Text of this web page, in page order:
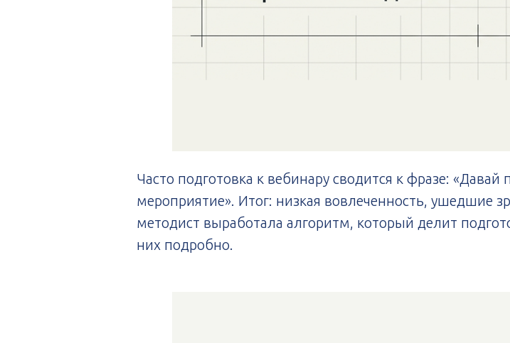
Часто подготовка к вебинару сводится к фразе:
мероприятие». Итог: низкая вовлеченность, ушедшие
методист выработала алгоритм, который делит
них подробно.